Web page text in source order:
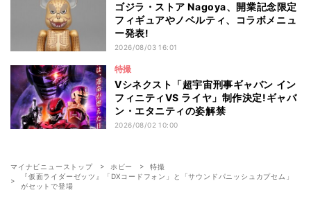
ゴジラ・ストア Nagoya、開業記念限定
フィギュアやノベルティ、コラボメニュ
ー発表!
2026/08/03 16:01
特撮
Vシネクスト「超宇宙刑事ギャバン イン
フィニティVS ライヤ」制作決定!ギャバ
ン・エタニティの姿解禁
2026/08/02 10:00
マイナビニューストップ ホビー
特撮
『仮面ライダーゼッツ』「DXコードフォン」と「サウンドパニッシュカプセム」
がセットで登場